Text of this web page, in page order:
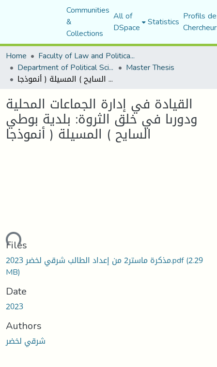
Communities
&
Collections
All of
DSpace Statistics Profils
Home
Faculty of Law and Political Science
Department of Political Sciences Master Thesis
القيادة في إدارة الجماعات المحلية ودورىا في خلق الثروة: بلدية بوطي السايح ) المسيلة ( أنموذجا
القيادة في إدارة الجماعات المحلية
ودورىا في خلق الثروة: بلدية بوطي
السايح ) المسيلة ( أنموذجا
Files
مذكرة ماستر2 من إعداد الطالب شرقي لخضر 2023.pdf(2.29
MB)
Date
2023
Authors
شرقي لخضر